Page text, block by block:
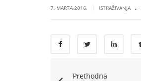
7. MARTA 2016. ISTRAŽIVANJA .
Prethodna